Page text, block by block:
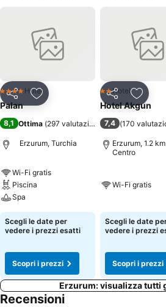
CondividiAggiungi ai preferiti
4 StelleHotel
Palan
8,1 Ottima (297 valutazioni )
Erzurum, Turchia
Wi-Fi gratis
Piscina
Spa
Scegli le date per
vedere i prezzi esatti
Scopri i prezzi
Condividi
2 Stelle
Hotel
Hotel Akgun
7,4 (170
Erzurum, 1.2
Centro
Wi-Fi gratis
Scegli le date
vedere i prezzi
Scopri i prezzi
Erzurum: visualizza tutti
Recensioni